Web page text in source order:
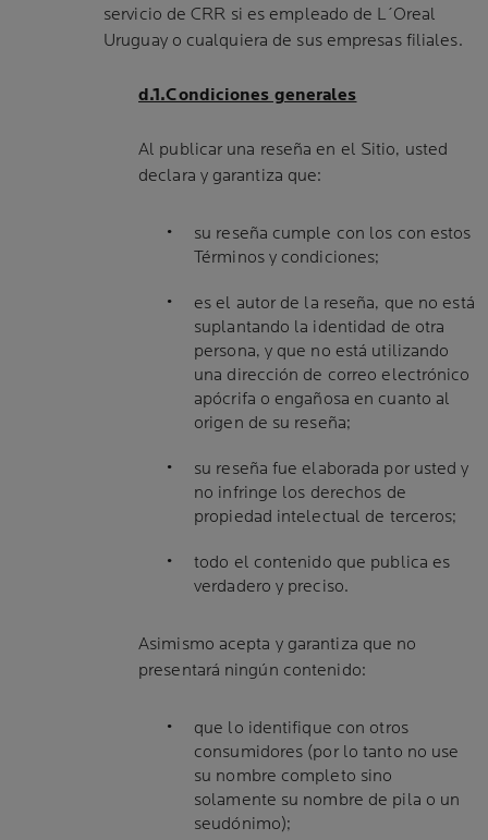
servicio de CRR si es empleado de L´Oreal
Uruguay o cualquiera de sus empresas filiales.
d.1.Condiciones generales
Al publicar una reseña en el Sitio, usted
declara y garantiza que:
su reseña cumple con los con estos
Términos y condiciones;
es el autor de la reseña, que no está
suplantando la identidad de otra
persona, y que no está utilizando
una dirección de correo electrónico
apócrifa o engañosa en cuanto al
origen de su reseña;
su reseña fue elaborada por usted y
no infringe los derechos de
propiedad intelectual de terceros;
todo el contenido que publica es
verdadero y preciso.
Asimismo acepta y garantiza que no
presentará ningún contenido:
que lo identifique con otros
consumidores (por lo tanto no use
su nombre completo sino
solamente su nombre de pila o un
seudónimo);